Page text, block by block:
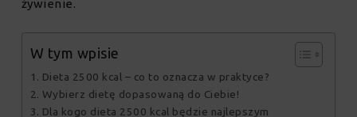
żywienie.
W tym wpisie
Dieta 2500 kcal – co to oznacza w praktyce?
Wybierz dietę dopasowaną do Ciebie!
Dla kogo dieta 2500 kcal będzie najlepszym